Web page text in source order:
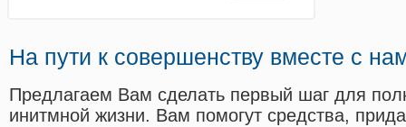
На пути к совершенству вместе с
Предлагаем Вам сделать первый шаг для
инитмной жизни. Вам помогут средства,